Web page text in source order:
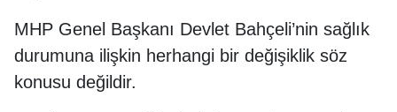
MHP Genel Başkanı Devlet Bahçeli’nin sağlık
durumuna ilişkin herhangi bir değişiklik söz
konusu değildir.